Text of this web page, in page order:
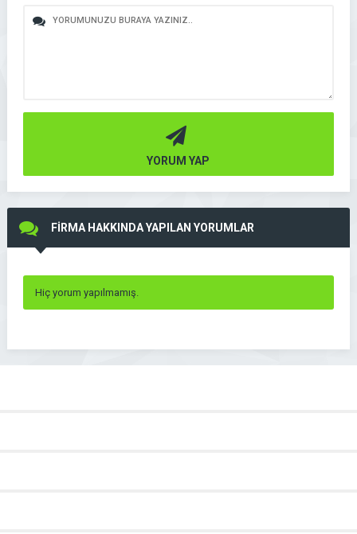
YORUM YAP
FİRMA HAKKINDA YAPILAN YORUMLAR
Hiç yorum yapılmamış.